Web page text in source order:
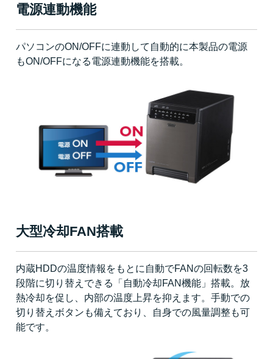
電源連動機能
パソコンのON/OFFに連動して自動的に本製品の電源
もON/OFFになる電源連動機能を搭載。
大型冷却FAN搭載
内蔵HDDの温度情報をもとに自動でFANの回転数を3
段階に切り替えできる「自動冷却FAN機能」搭載。放
熱冷却を促し、内部の温度上昇を抑えます。手動での
切り替えボタンも備えており、自身での風量調整も可
能です。